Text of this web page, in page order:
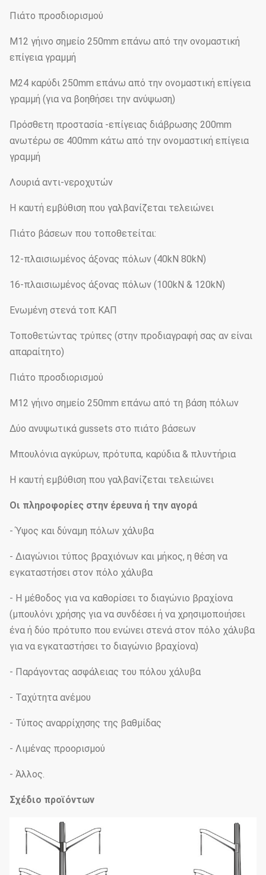
Πιάτο προσδιορισμού
M12 γήινο σημείο 250mm επάνω από την ονομαστική
επίγεια γραμμή
M24 καρύδι 250mm επάνω από την ονομαστική επίγεια
γραμμή (για να βοηθήσει την ανύψωση)
Πρόσθετη προστασία -επίγειας διάβρωσης 200mm
ανωτέρω σε 400mm κάτω από την ονομαστική επίγεια
γραμμή
Λουριά αντι-νεροχυτών
Η καυτή εμβύθιση που γαλβανίζεται τελειώνει
Πιάτο βάσεων που τοποθετείται:
12-πλαισιωμένος άξονας πόλων (40kN 80kN)
16-πλαισιωμένος άξονας πόλων (100kN & 120kN)
Ενωμένη στενά τοπ ΚΑΠ
Τοποθετώντας τρύπες (στην προδιαγραφή σας αν είναι
απαραίτητο)
Πιάτο προσδιορισμού
M12 γήινο σημείο 250mm επάνω από τη βάση πόλων
Δύο ανυψωτικά gussets στο πιάτο βάσεων
Μπουλόνια αγκύρων, πρότυπα, καρύδια & πλυντήρια
Η καυτή εμβύθιση που γαλβανίζεται τελειώνει
Οι πληροφορίες στην έρευνα ή την αγορά
- Ύψος και δύναμη πόλων χάλυβα
- Διαγώνιοι τύπος βραχιόνων και μήκος, η θέση να
εγκαταστήσει στον πόλο χάλυβα
- Η μέθοδος για να καθορίσει το διαγώνιο βραχίονα
(μπουλόνι χρήσης για να συνδέσει ή να χρησιμοποιήσει
ένα ή δύο πρότυπο που ενώνει στενά στον πόλο χάλυβα
για να εγκαταστήσει το διαγώνιο βραχίονα)
- Παράγοντας ασφάλειας του πόλου χάλυβα
- Ταχύτητα ανέμου
- Τύπος αναρρίχησης της βαθμίδας
- Λιμένας προορισμού
- Άλλος.
Σχέδιο προϊόντων